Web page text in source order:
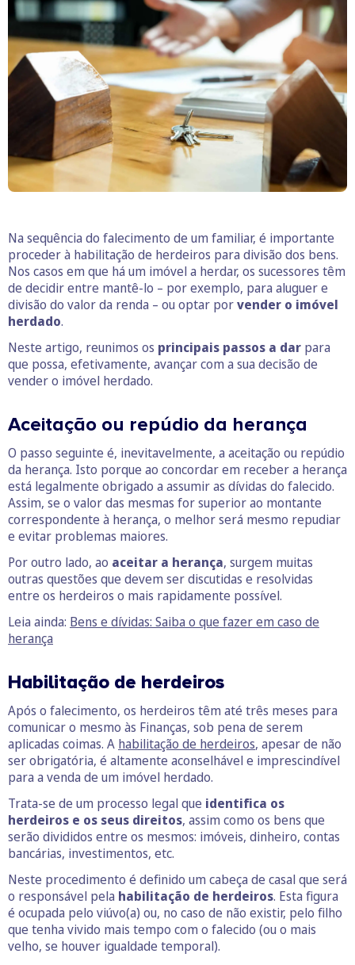
Na sequência do falecimento de um familiar, é importante
proceder à habilitação de herdeiros para divisão dos bens.
Nos casos em que há um imóvel a herdar, os sucessores têm
de decidir entre mantê-lo – por exemplo, para aluguer e
divisão do valor da renda – ou optar porvender o imóvel
herdado.
Neste artigo, reunimos os principais passos a dar para
que possa, efetivamente, avançar com a sua decisão de
vender o imóvel herdado.
Aceitação ou repúdio da herança
O passo seguinte é, inevitavelmente, a aceitação ou repúdio
da herança. Isto porque ao concordar em receber a herança
está legalmente obrigado a assumir as dívidas do falecido.
Assim, se o valor das mesmas for superior ao montante
correspondente à herança, o melhor será mesmo repudiar
e evitar problemas maiores.
Por outro lado, ao aceitar a herança, surgem muitas
outras questões que devem ser discutidas e resolvidas
entre os herdeiros o mais rapidamente possível.
Leia ainda: Bens e dívidas: Saiba o que fazer em caso de
herança
Habilitação de herdeiros
Após o falecimento, os herdeiros têm até três meses para
comunicar o mesmo às Finanças, sob pena de serem
aplicadas coimas. A habilitação de herdeiros, apesar de não
ser obrigatória, é altamente aconselhável e imprescindível
para a venda de um imóvel herdado.
Trata-se de um processo legal que identifica os
herdeiros e os seus direitos, assim como os bens que
serão divididos entre os mesmos: imóveis, dinheiro, contas
bancárias, investimentos, etc.
Neste procedimento é definido um cabeça de casal que será
o responsável pela habilitação de herdeiros. Esta figura
é ocupada pelo viúvo(a) ou, no caso de não existir, pelo filho
que tenha vivido mais tempo com o falecido (ou o mais
velho, se houver igualdade temporal).